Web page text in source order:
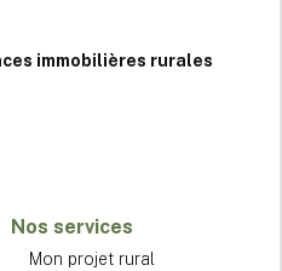
immobilières rurales
Nos services
Mon projet rural